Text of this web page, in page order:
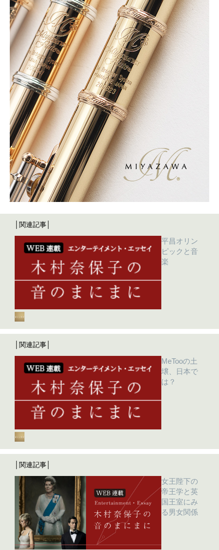
│関連記事│
平昌オリン
ピックと音
楽
│関連記事│
MeTooの土
壌、日本で
は？
│関連記事│
女王陛下の
帝王学と英
国王室にみ
る男女関係